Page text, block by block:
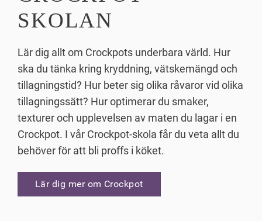
SKOLAN
Lär dig allt om Crockpots underbara värld. Hur
ska du tänka kring kryddning, vätskemängd och
tillagningstid? Hur beter sig olika råvaror vid olika
tillagningssätt? Hur optimerar du smaker,
texturer och upplevelsen av maten du lagar i en
Crockpot. I vår Crockpot-skola får du veta allt du
behöver för att bli proffs i köket.
Lär dig mer om Crockpot